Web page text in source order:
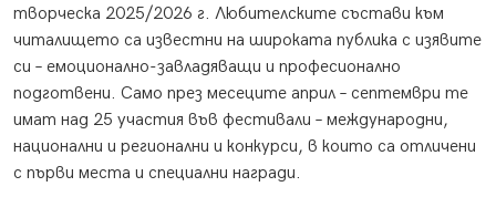
творческа 2025/2026 г. Любителските състави към
читалището са известни на широката публика с изявите
си – емоционално-завладяващи и професионално
подготвени. Само през месеците април – септември те
имат над 25 участия във фестивали – международни,
национални и регионални и конкурси, в които са отличени
с първи места и специални награди.